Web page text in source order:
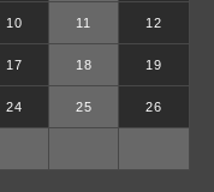
10 11 12
17 18 19
24 25 26